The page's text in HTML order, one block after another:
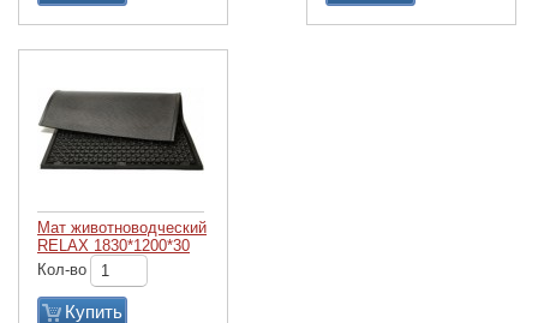
Мат животноводческий
RELAX 1830*1200*30
Кол-во
Купить